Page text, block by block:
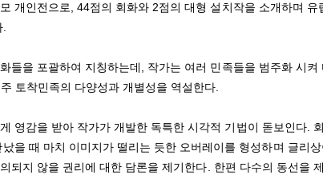
개인전으로, 44점의 회화와 2점의 대형 설치작을 소개하며 유
들을 포괄하여 지칭하는데, 작가는 여러 민족들을 범주화 시켜
토착민족의 다양성과 개별성을 역설한다.
영감을 받아 작가가 개발한 독특한 시각적 기법이 돋보인다.
을 때 마치 이미지가 떨리는 듯한 오버레이를 형성하며 글리상
되지 않을 권리에 대한 담론을 제기한다. 한편 다수의 동선을